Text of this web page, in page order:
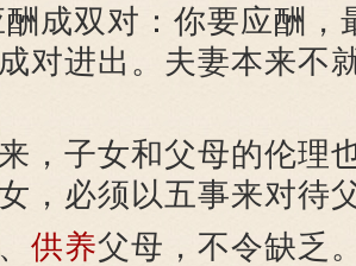
双对：你要应酬，
对进出。夫妻本来不
子女和父母的伦理
，必须以五事来对待
供养父母，不令缺乏